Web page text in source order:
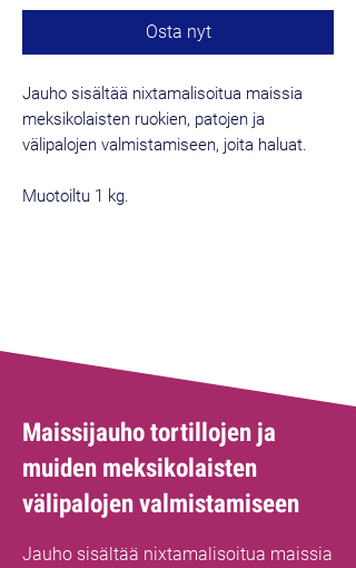
Osta nyt
Jauho sisältää nixtamalisoitua maissia
meksikolaisten ruokien, patojen ja
välipalojen valmistamiseen, joita haluat.
Muotoiltu 1 kg.
Maissijauho tortillojen ja
muiden meksikolaisten
välipalojen valmistamiseen
Jauho sisältää nixtamalisoitua maissia